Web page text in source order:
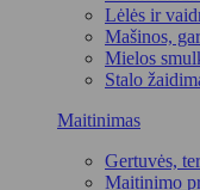
Lėlės ir
Mašinos,
Mielos
Stalo
Maitinimas
Gertuvės,
Maitinimo